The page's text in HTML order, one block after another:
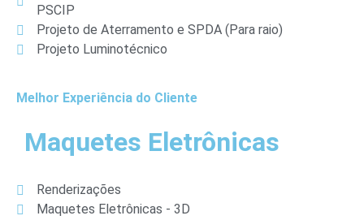
PSCIP
Projeto de Aterramento e SPDA (Para raio)
Projeto Luminotécnico
Melhor Experiência do Cliente
Maquetes Eletrônicas
Renderizações
Maquetes Eletrônicas - 3D